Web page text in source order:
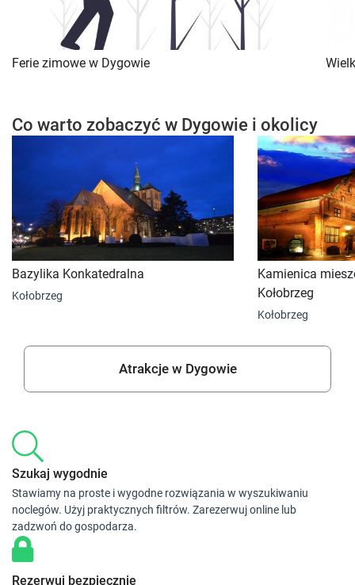
Ferie zimowe w Dygowie
Co warto zobaczyć w Dygowie i okolicy
Bazylika Konkatedralna
Kołobrzeg
Kamienica
Kołobrzeg
Kołobrzeg
Atrakcje w Dygowie
Szukaj wygodnie
Stawiamy na proste i wygodne rozwiązania w wyszukiwaniu
noclegów. Użyj praktycznych filtrów. Zarezerwuj online lub
zadzwoń do gospodarza.
Rezerwuj bezpiecznie